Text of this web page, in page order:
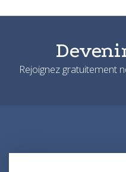
Rejoignez gratuitement